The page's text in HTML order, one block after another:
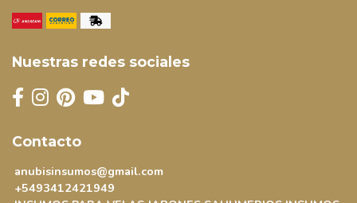
Nuestras redes sociales
Contacto
anubisinsumos@gmail.com
+5493412421949